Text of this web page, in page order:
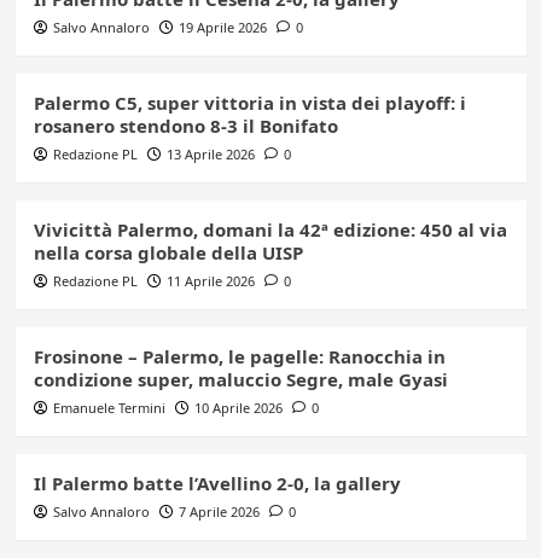
Salvo Annaloro 19 Aprile 2026 0
Palermo C5, super vittoria in vista dei playoff: i
rosanero stendono 8-3 il Bonifato
Redazione PL 13 Aprile 2026 0
Vivicittà Palermo, domani la 42ª edizione: 450 al via
nella corsa globale della UISP
Redazione PL 11 Aprile 2026 0
Frosinone – Palermo, le pagelle: Ranocchia in
condizione super, maluccio Segre, male Gyasi
Emanuele Termini 10 Aprile 2026 0
Il Palermo batte l’Avellino 2-0, la gallery
Salvo Annaloro 7 Aprile 2026 0